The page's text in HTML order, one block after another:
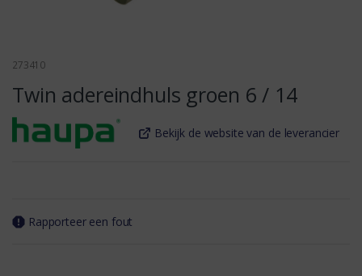
273410
Twin adereindhuls groen 6 / 14
Bekijk de website van de leverancier
Rapporteer een fout